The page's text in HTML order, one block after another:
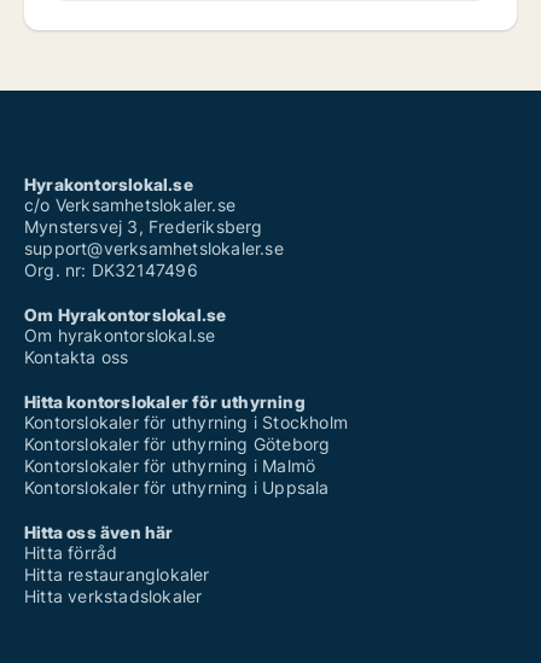
Hyrakontorslokal.se
c/o Verksamhetslokaler.se
Mynstersvej 3, Frederiksberg
support@verksamhetslokaler.se
Org. nr: DK32147496
Om Hyrakontorslokal.se
Om hyrakontorslokal.se
Kontakta oss
Hitta kontorslokaler för uthyrning
Kontorslokaler för uthyrning i Stockholm
Kontorslokaler för uthyrning Göteborg
Kontorslokaler för uthyrning i Malmö
Kontorslokaler för uthyrning i Uppsala
Hitta oss även här
Hitta förråd
Hitta restauranglokaler
Hitta verkstadslokaler